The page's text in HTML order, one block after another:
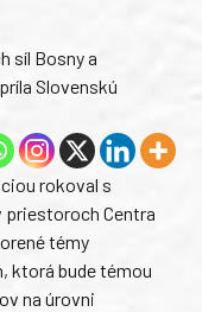
síl Bosny a
Slovenskú
rokoval s
priestoroch Centra
témy
ktorá bude témou
na úrovni